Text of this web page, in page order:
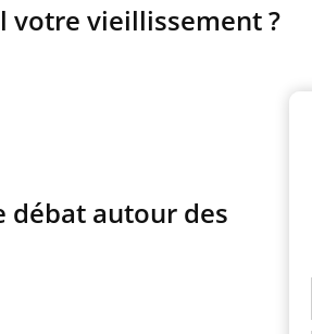
votre vieillissement ?
débat autour des